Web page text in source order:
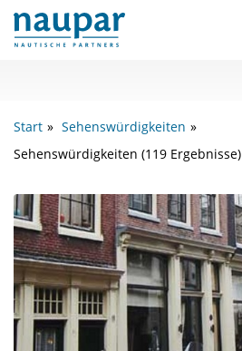
Start
Sehenswürdigkeiten
Sehenswürdigkeiten (119 Ergebnisse)